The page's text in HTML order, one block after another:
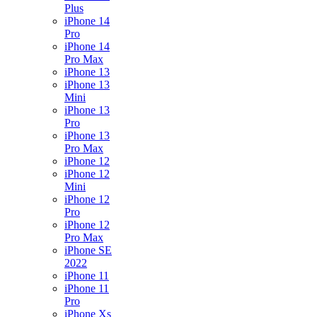
Plus
iPhone 14
Pro
iPhone 14
Pro Max
iPhone 13
iPhone 13
Mini
iPhone 13
Pro
iPhone 13
Pro Max
iPhone 12
iPhone 12
Mini
iPhone 12
Pro
iPhone 12
Pro Max
iPhone SE
2022
iPhone 11
iPhone 11
Pro
iPhone Xs